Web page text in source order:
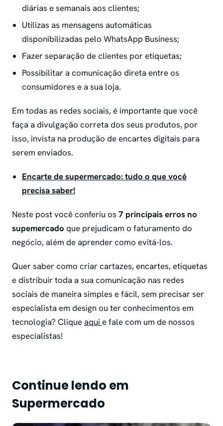
diárias e semanais aos clientes;
Utilizas as mensagens automáticas
disponibilizadas pelo WhatsApp Business;
Fazer separação de clientes por etiquetas;
Possibilitar a comunicação direta entre os
consumidores e a sua loja.
Em todas as redes sociais, é importante que você
faça a divulgação correta dos seus produtos, por
isso, invista na produção de encartes digitais para
serem enviados.
Encarte de supermercado: tudo o que você
precisa saber!
Neste post você conferiu os7 principaiserros no
supemercado que prejudicam o faturamento do
negócio, além de aprender como evitá-los.
Quer saber como criar cartazes, encartes, etiquetas
e distribuir toda a sua comunicação nas redes
sociais de maneira simples e fácil, sem precisar ser
especialista em design ou ter conhecimentos em
tecnologia? Cliqueaqui e fale com um de nossos
especialistas!
Continue lendo em
Supermercado